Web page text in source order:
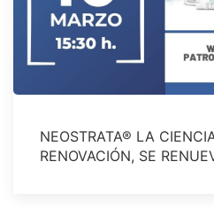
NEOSTRATA® LA
RENOVACIÓN, SE